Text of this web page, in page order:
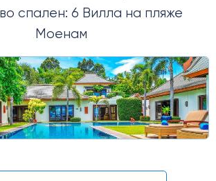
спален: 6 Вилла на пляже
Моенам